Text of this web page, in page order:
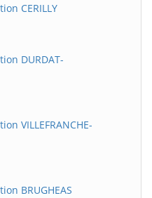
CERILLY
DURDAT-
VILLEFRANCHE-
BRUGHEAS